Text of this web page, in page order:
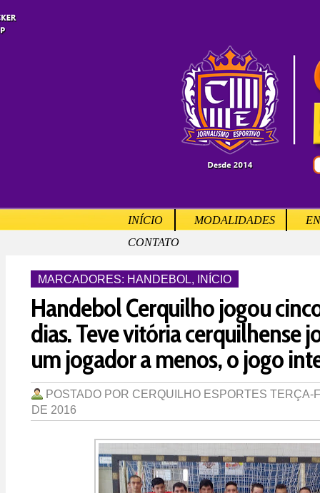
INÍCIO MODALIDADES
CONTATO
MARCADORES: HANDEBOL, INÍCIO
Handebol Cerquilho jogou
dias. Teve vitória cerquilhense
um jogador a menos, o jogo
POSTADO POR CERQUILHO ESPORTES TERÇA-
DE 2016